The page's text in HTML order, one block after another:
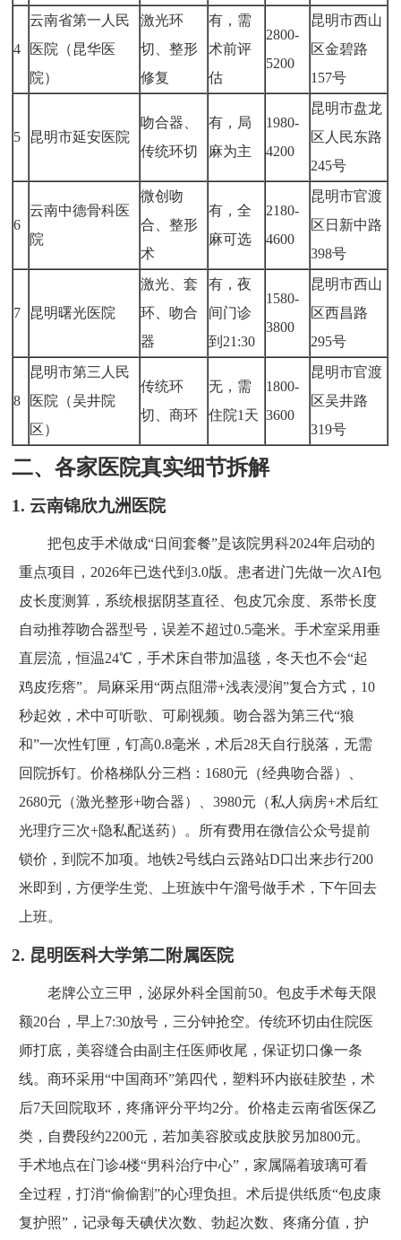
4
云南省第一人民
医院（昆华医
院）
激光环
切、整形
修复
有，需
术前评
估
2800-
5200
昆明市西山
区金碧路
157号
5 昆明市延安医院
吻合器、
传统环切
有，局
麻为主
1980-
4200
昆明市盘龙
区人民东路
245号
6
云南中德骨科医
院
微创吻
合、整形
术
有，全
麻可选
2180-
4600
昆明市官渡
区日新中路
398号
7 昆明曙光医院
激光、套
环、吻合
器
有，夜
间门诊
到21:30
1580-
3800
昆明市西山
区西昌路
295号
8
昆明市第三人民
医院（吴井院
区）
传统环
切、商环
无，需
住院1天
1800-
3600
昆明市官渡
区吴井路
319号
二、各家医院真实细节拆解
1. 云南锦欣九洲医院
把包皮手术做成“日间套餐”是该院男科2024年启动的
重点项目，2026年已迭代到3.0版。患者进门先做一次AI包
皮长度测算，系统根据阴茎直径、包皮冗余度、系带长度
自动推荐吻合器型号，误差不超过0.5毫米。手术室采用垂
直层流，恒温24℃，手术床自带加温毯，冬天也不会“起
鸡皮疙瘩”。局麻采用“两点阻滞+浅表浸润”复合方式，10
秒起效，术中可听歌、可刷视频。吻合器为第三代“狼
和”一次性钉匣，钉高0.8毫米，术后28天自行脱落，无需
回院拆钉。价格梯队分三档：1680元（经典吻合器）、
2680元（激光整形+吻合器）、3980元（私人病房+术后红
光理疗三次+隐私配送药）。所有费用在微信公众号提前
锁价，到院不加项。地铁2号线白云路站D口出来步行200
米即到，方便学生党、上班族中午溜号做手术，下午回去
上班。
2. 昆明医科大学第二附属医院
老牌公立三甲，泌尿外科全国前50。包皮手术每天限
额20台，早上7:30放号，三分钟抢空。传统环切由住院医
师打底，美容缝合由副主任医师收尾，保证切口像一条
线。商环采用“中国商环”第四代，塑料环内嵌硅胶垫，术
后7天回院取环，疼痛评分平均2分。价格走云南省医保乙
类，自费段约2200元，若加美容胶或皮肤胶另加800元。
手术地点在门诊4楼“男科治疗中心”，家属隔着玻璃可看
全过程，打消“偷偷割”的心理负担。术后提供纸质“包皮康
复护照”，记录每天碘伏次数、勃起次数、疼痛分值，护